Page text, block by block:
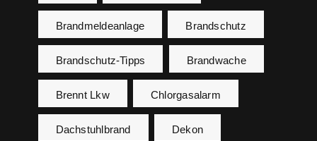
Brandmeldeanlage Brandschutz
Brandschutz-Tipps Brandwache
Brennt Lkw Chlorgasalarm
Dachstuhlbrand Dekon